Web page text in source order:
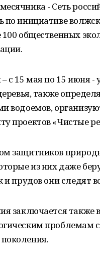
- Сеть
по инициативе
общественных
с 15 мая по 15 июня -
также
водоемов,
проектов «Чистые
защитников
из них даже
и прудов они следят
заключается
проблемам